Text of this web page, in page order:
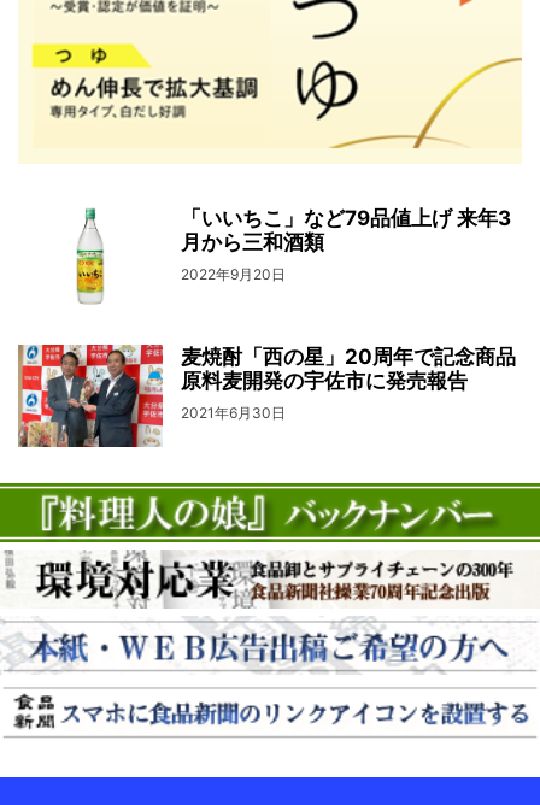
「いいちこ」など79品値上げ 来年3
月から三和酒類
2022年9月20日
麦焼酎「西の星」20周年で記念商品
原料麦開発の宇佐市に発売報告
2021年6月30日